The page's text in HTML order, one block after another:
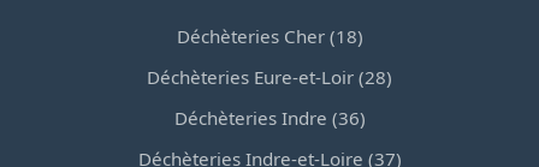
Déchèteries Cher (18)
Déchèteries Eure-et-Loir (28)
Déchèteries Indre (36)
Déchèteries Indre-et-Loire (37)